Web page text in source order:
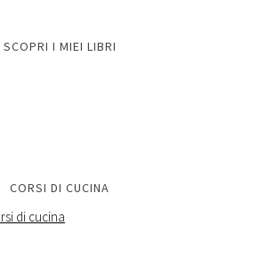
SCOPRI I MIEI LIBRI
CORSI DI CUCINA